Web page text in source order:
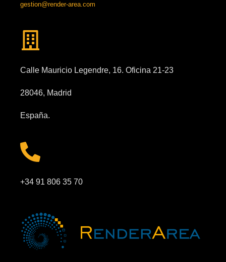
gestion@render-area.com
Calle Mauricio Legendre, 16. Oficina 21-23
28046, Madrid
España.
+34 91 806 35 70